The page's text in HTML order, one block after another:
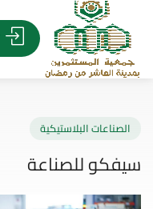
البلاستيكية
للصناعة